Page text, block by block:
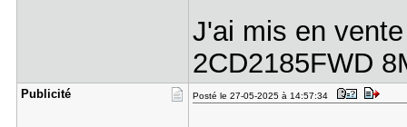
J'ai mis en
2CD2185FWD
Publicité Posté le 27-05-2025 à 14:57:34